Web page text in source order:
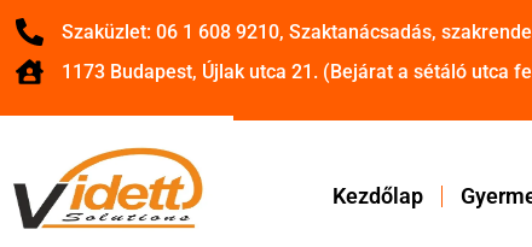
Szaküzlet: 06 1 608 9210, Szaktanácsadás,
1173 Budapest, Újlak utca 21. (Bejárat a sétáló utca
Kezdőlap